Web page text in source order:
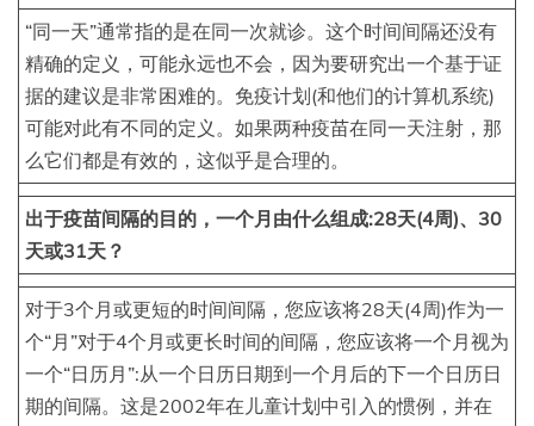
“同一天”通常指的是在同一次就诊。这个时间间隔还没有
精确的定义，可能永远也不会，因为要研究出一个基于证
据的建议是非常困难的。免疫计划(和他们的计算机系统)
可能对此有不同的定义。如果两种疫苗在同一天注射，那
么它们都是有效的，这似乎是合理的。
出于疫苗间隔的目的，一个月由什么组成:28天(4周)、30
天或31天？
对于3个月或更短的时间间隔，您应该将28天(4周)作为一
个“月”对于4个月或更长时间的间隔，您应该将一个月视为
一个“日历月”:从一个日历日期到一个月后的下一个日历日
期的间隔。这是2002年在儿童计划中引入的惯例，并在